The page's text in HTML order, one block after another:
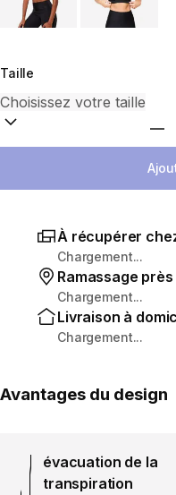
Taille
À récupérer
Chargement...
Ramassage
Chargement...
Livraison à
Chargement...
Avantages du design
évacuation de la
transpiration